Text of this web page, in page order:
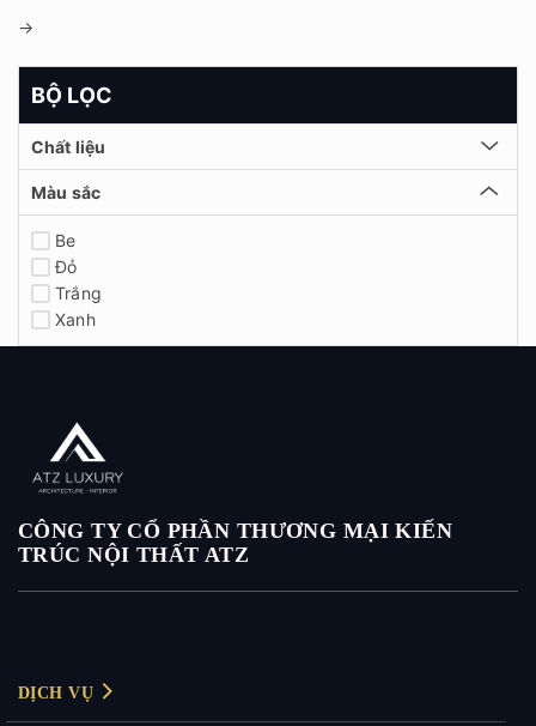
→
BỘ LỌC
Chất liệu
Màu sắc
Be
Đỏ
Trắng
Xanh
CÔNG TY CỔ PHẦN THƯƠNG MẠI KIẾN
TRÚC NỘI THẤT ATZ
DỊCH VỤ